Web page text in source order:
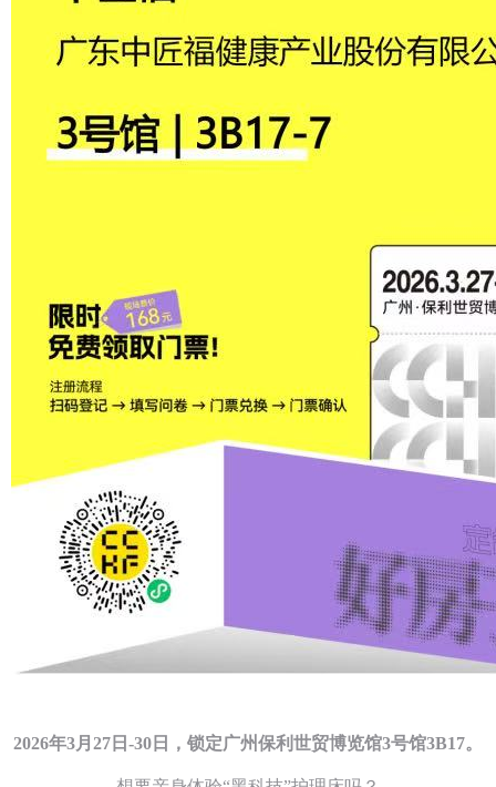
2026年3月27日-30日，锁定广州保利世贸博览馆3号馆3B17。